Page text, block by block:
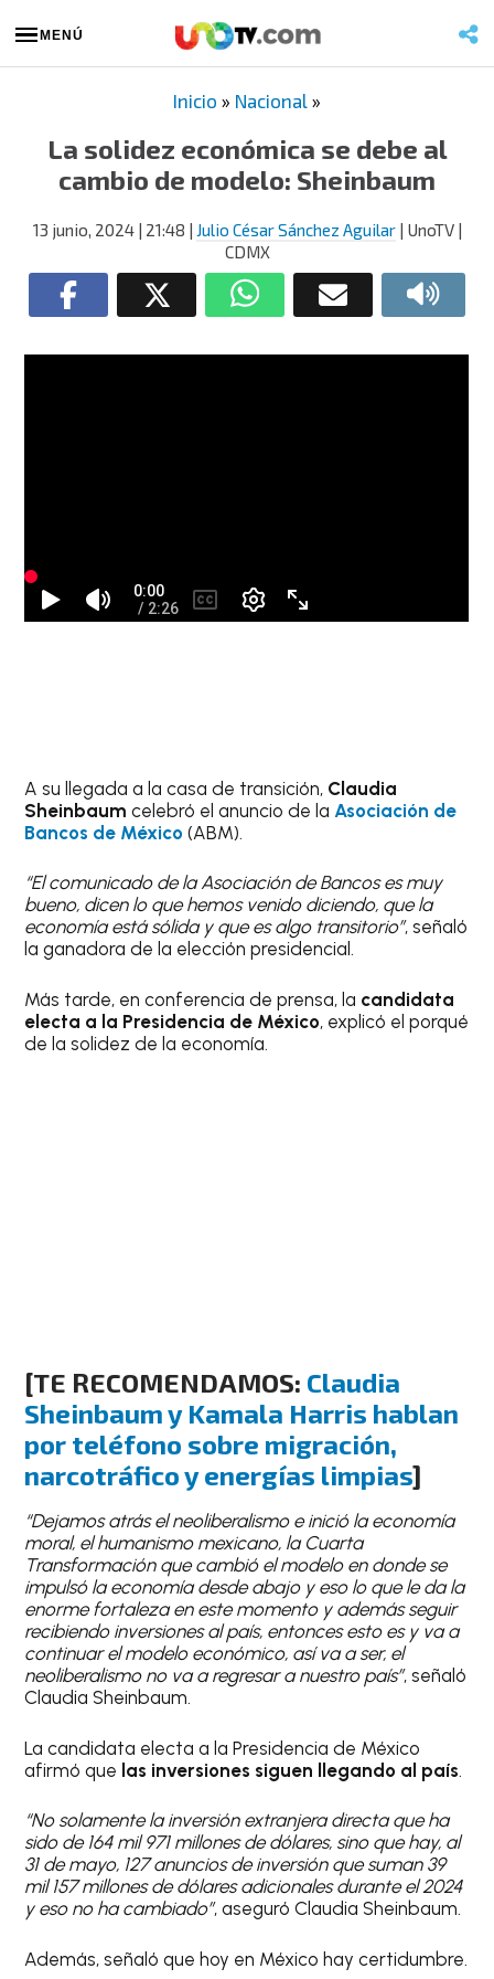
MENÚ
Inicio » Nacional »
La solidez económica se debe al
cambio de modelo: Sheinbaum
13 junio, 2024| 21:48 | Julio César Sánchez Aguilar| UnoTV |
CDMX
A su llegada a la casa de transición, Claudia
Sheinbaum celebró el anuncio de la Asociación de
Bancos de México (ABM).
“El comunicado de la Asociación de Bancos es muy
bueno, dicen lo que hemos venido diciendo, que la
economía está sólida y que es algo transitorio”, señaló
la ganadora de la elección presidencial.
Más tarde, en conferencia de prensa, la candidata
electa a la Presidencia de México, explicó el porqué
de la solidez de la economía.
[TE RECOMENDAMOS: Claudia
Sheinbaum y Kamala Harris hablan
por teléfono sobre migración,
narcotráfico y energías limpias]
“Dejamos atrás el neoliberalismo e inició la economía
moral, el humanismo mexicano, la Cuarta
Transformación que cambió el modelo en donde se
impulsó la economía desde abajo y eso lo que le da la
enorme fortaleza en este momento y además seguir
recibiendo inversiones al país, entonces esto es y va a
continuar el modelo económico, así va a ser, el
neoliberalismo no va a regresar a nuestro país”, señaló
Claudia Sheinbaum.
La candidata electa a la Presidencia de México
afirmó que las inversiones siguen llegando al país.
“No solamente la inversión extranjera directa que ha
sido de 164 mil 971 millones de dólares, sino que hay, al
31 de mayo, 127 anuncios de inversión que suman 39
mil 157 millones de dólares adicionales durante el 2024
y eso no ha cambiado”, aseguró Claudia Sheinbaum.
Además, señaló que hoy en México hay certidumbre.